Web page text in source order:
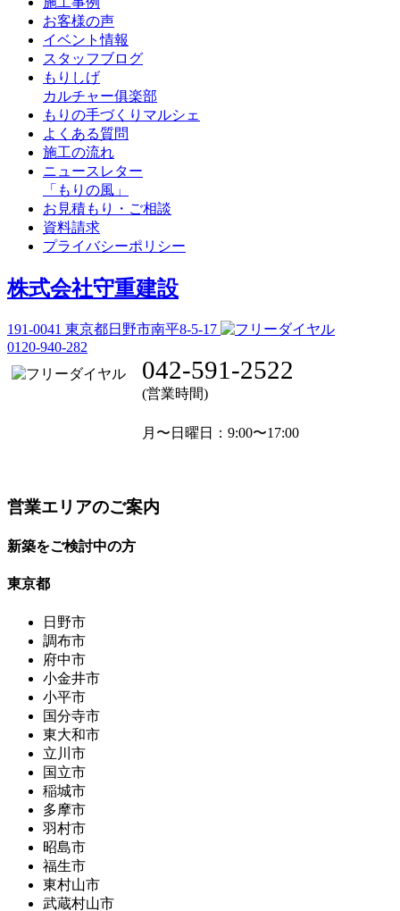
お客様の声
イベント情報
スタッフブログ
もりしげ
カルチャー俱楽部
もりの手づくりマルシェ
よくある質問
施工の流れ
ニュースレター
「もりの風」
お見積もり・ご相談
資料請求
プライバシーポリシー
株式会社守重建設
191-0041 東京都日野市南平8-5-17
0120-940-282
042-591-2522
(営業時間)
月〜日曜日 ：9:00〜17:00
営業エリアのご案内
新築をご検討中の方
東京都
日野市
調布市
府中市
小金井市
小平市
国分寺市
東大和市
立川市
国立市
稲城市
多摩市
羽村市
昭島市
福生市
東村山市
武蔵村山市